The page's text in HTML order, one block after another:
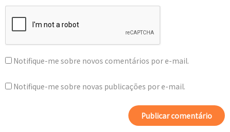
Notifique-me sobre novos comentários por e-mail.
Notifique-me sobre novas publicações por e-mail.